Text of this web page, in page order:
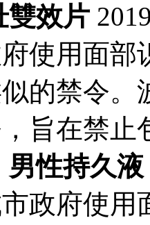
雙效片
使用面部
的禁令。
旨在禁止
男性持久液
政府使用